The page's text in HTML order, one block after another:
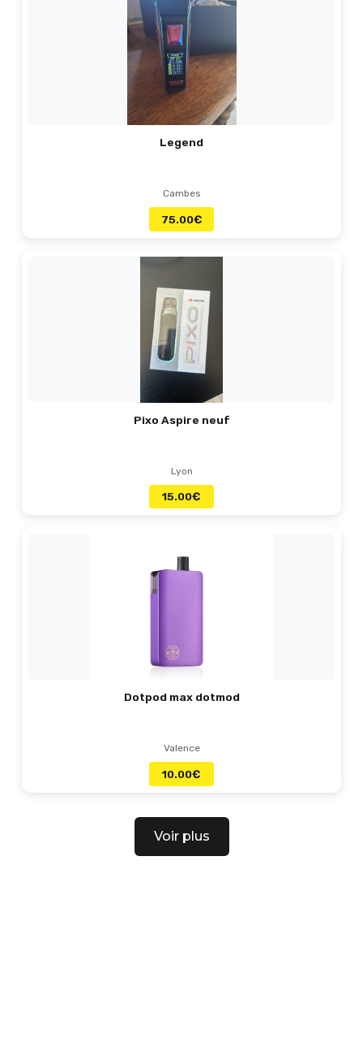
Legend
Cambes
75.00€
Pixo Aspire neuf
Lyon
15.00€
Dotpod max dotmod
Valence
10.00€
Voir plus